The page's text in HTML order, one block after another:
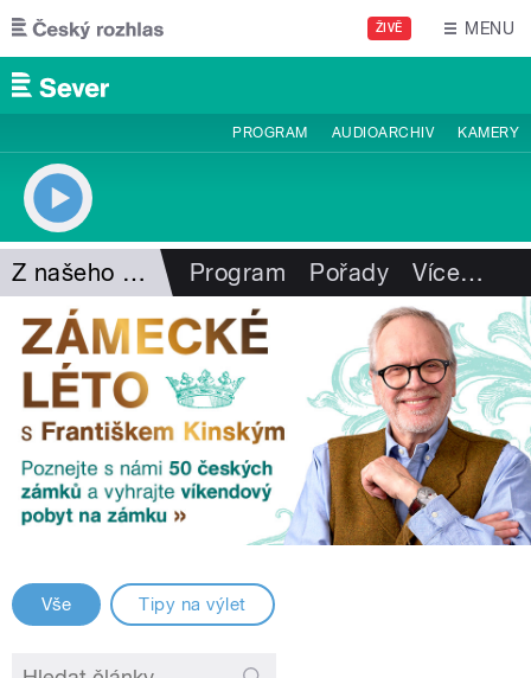
Přejít k hlavnímu obsahu
ŽIVĚ MENU
PROGRAM AUDIOARCHIV KAMERY
Z našeho vysílání Program Pořady Více…
Vše Tipy na výlet